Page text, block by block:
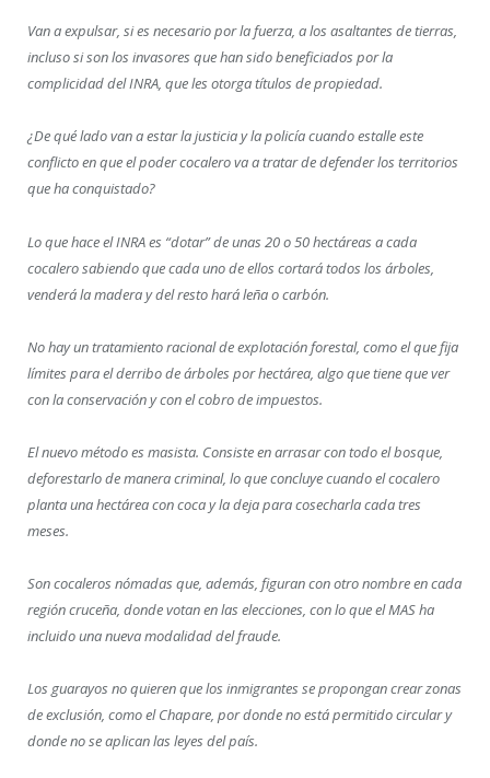
Van a expulsar, si es necesario por la fuerza, a los asaltantes de tierras,
incluso si son los invasores que han sido beneficiados por la
complicidad del INRA, que les otorga títulos de propiedad.
¿De qué lado van a estar la justicia y la policía cuando estalle este
conflicto en que el poder cocalero va a tratar de defender los territorios
que ha conquistado?
Lo que hace el INRA es “dotar” de unas 20 o 50 hectáreas a cada
cocalero sabiendo que cada uno de ellos cortará todos los árboles,
venderá la madera y del resto hará leña o carbón.
No hay un tratamiento racional de explotación forestal, como el que fija
límites para el derribo de árboles por hectárea, algo que tiene que ver
con la conservación y con el cobro de impuestos.
El nuevo método es masista. Consiste en arrasar con todo el bosque,
deforestarlo de manera criminal, lo que concluye cuando el cocalero
planta una hectárea con coca y la deja para cosecharla cada tres
meses.
Son cocaleros nómadas que, además, figuran con otro nombre en cada
región cruceña, donde votan en las elecciones, con lo que el MAS ha
incluido una nueva modalidad del fraude.
Los guarayos no quieren que los inmigrantes se propongan crear zonas
de exclusión, como el Chapare, por donde no está permitido circular y
donde no se aplican las leyes del país.